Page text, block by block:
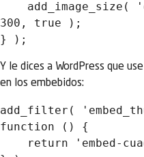
300, true );
Y le dices a WordPress que
en los embebidos:
add_filter(
function () {